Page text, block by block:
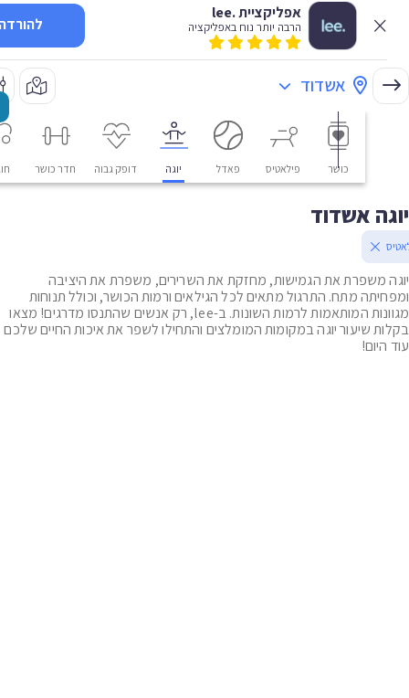
אפליקציית .lee
הרבה יותר נוח באפליקציה להורדה
אשדוד
פילאטיס פאדל דופק גבוה חדר כושר חוגים
אשדוד
משפרת את הגמישות, מחזקת את השרירים, משפרת את היציבה
מתח. התרגול מתאים לכל הגילאים ורמות הכושר, וכולל תנוחות
מגוונות המותאמות לרמות השונות. ב-lee, רק אנשים שהתנסו מדרגים! מצאו
שיעור יוגה במקומות המומלצים והתחילו לשפר את איכות החיים שלכם